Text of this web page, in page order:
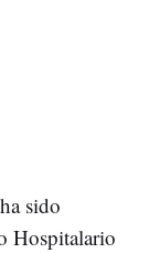
sido
Hospitalario